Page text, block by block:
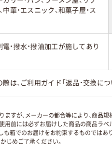
華・エスニック、和菓子屋・ス
・撥水・撥油加工が施してあり
際は、ご利用ガイド「返品・交換に
が、メーカーの都合等により、商品規
前には必ずお届けした商品の商品ラ
も箱でのお届けをお約束するものではあ
じめご了承ください。